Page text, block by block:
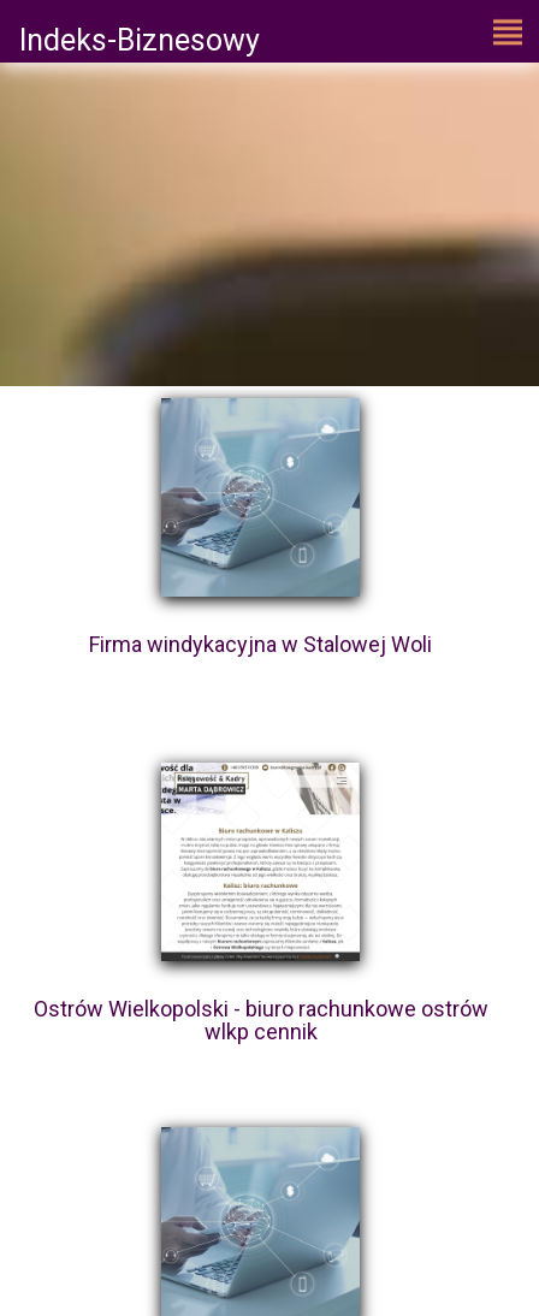
Indeks-Biznesowy
Firma windykacyjna w Stalowej Woli
Ostrów Wielkopolski - biuro rachunkowe ostrów
wlkp cennik